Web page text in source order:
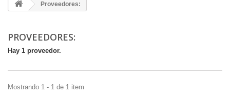
Proveedores:
PROVEEDORES:
Hay 1 proveedor.
Mostrando 1 - 1 de 1 item